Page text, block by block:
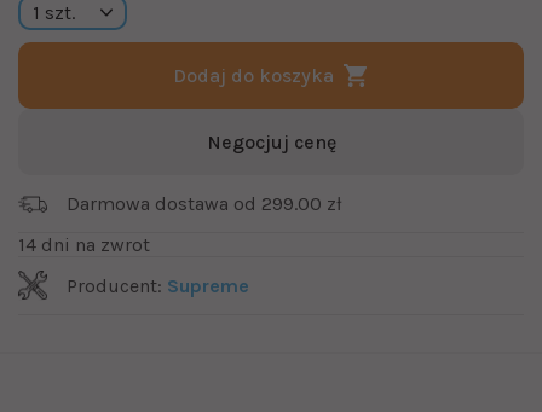
Dodaj do koszyka
Negocjuj cenę
Darmowa dostawa od 299.00 zł
14 dni na zwrot
Producent: Supreme